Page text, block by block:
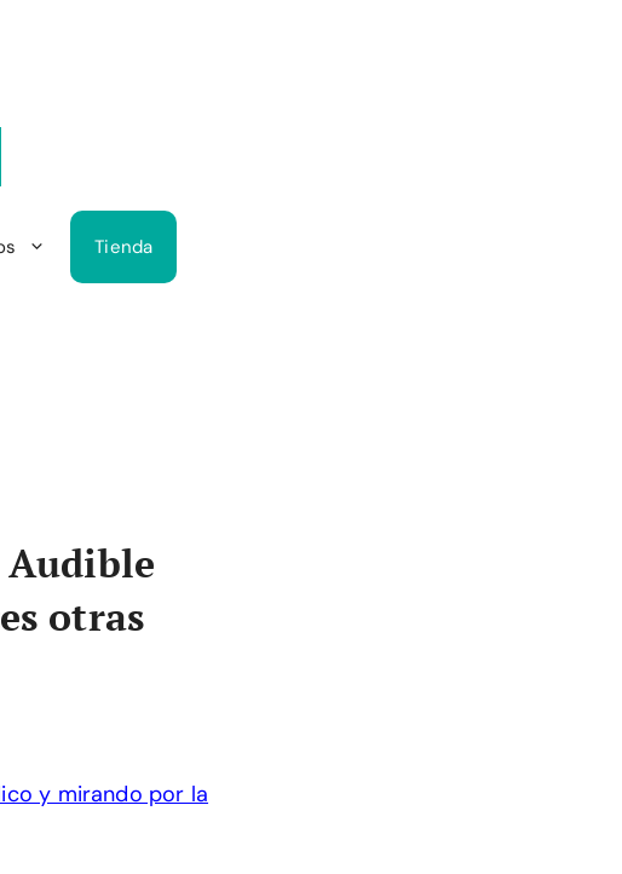
Tienda
Audible
otras